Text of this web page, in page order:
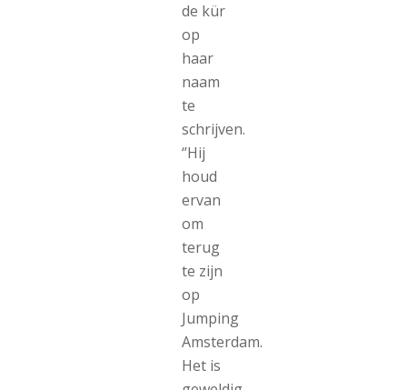
de kür
op
haar
naam
te
schrijven.
‘’Hij
houd
ervan
om
terug
te zijn
op
Jumping
Amsterdam.
Het is